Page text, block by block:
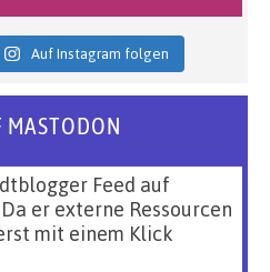
Auf Instagram folgen
MASTODON
Feed auf
er externe Ressourcen
mit einem Klick